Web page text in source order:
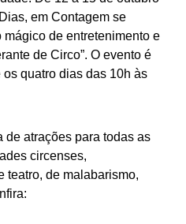
em Contagem se
de entretenimento e
de Circo”. O evento é
quatro dias das 10h às
de atrações para todas as
circenses,
teatro, de malabarismo,